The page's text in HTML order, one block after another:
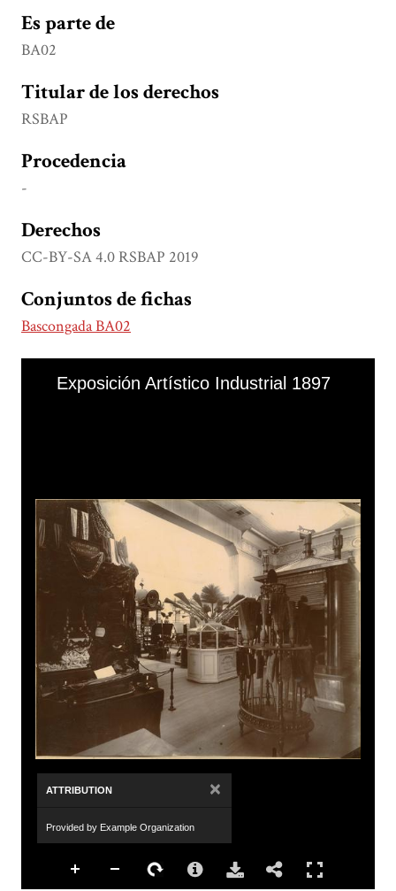
Es parte de
BA02
Titular de los derechos
RSBAP
Procedencia
-
Derechos
CC-BY-SA 4.0 RSBAP 2019
Conjuntos de fichas
Bascongada BA02
Media Viewer
Exposición Artístico Industrial 1897
ATTRIBUTION ×
Provided by Example Organization